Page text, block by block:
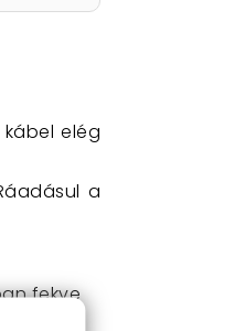
elég
a
fekve